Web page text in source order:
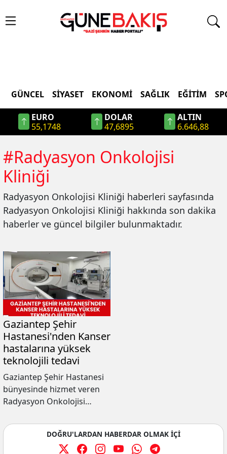
GÜNCEL SIYASET EKONOMI SAĞLIK EĞITIM
EURO
55,1748
DOLAR
47,6895
ALTIN
6.646,88
#Radyasyon Onkolojisi
Kliniği
Radyasyon Onkolojisi Kliniği haberleri sayfasında
Radyasyon Onkolojisi Kliniği hakkında son dakika
haberler ve güncel bilgiler bulunmaktadır.
Gaziantep Şehir
Hastanesi'nden Kanser
hastalarına yüksek
teknolojili tedavi
Gaziantep Şehir Hastanesi
bünyesinde hizmet veren
Radyasyon Onkolojisi
altyapısı ve uzman
kadrosuyla kanser
tedavisinde bölgenin
DOĞRU'LARDAN HABERDAR OLMAK İÇİ